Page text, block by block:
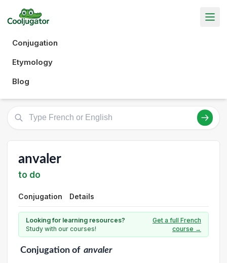
Conjugation
Etymology
Blog
anvaler
to do
Conjugation Details
Looking for learning resources?
Study with our courses!
Get a full French
course →
Conjugationof anvaler